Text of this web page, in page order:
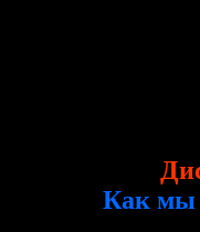
Как мы